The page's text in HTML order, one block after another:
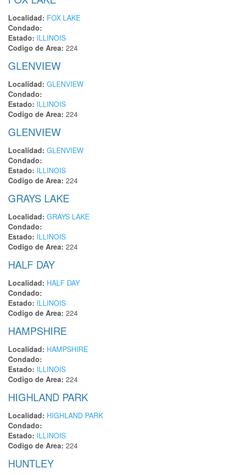
Localidad: FOX LAKE
Condado:
Estado: ILLINOIS
Codigo de Area: 224
GLENVIEW
Localidad: GLENVIEW
Condado:
Estado: ILLINOIS
Codigo de Area: 224
GLENVIEW
Localidad: GLENVIEW
Condado:
Estado: ILLINOIS
Codigo de Area: 224
GRAYS LAKE
Localidad: GRAYS LAKE
Condado:
Estado: ILLINOIS
Codigo de Area: 224
HALF DAY
Localidad: HALF DAY
Condado:
Estado: ILLINOIS
Codigo de Area: 224
HAMPSHIRE
Localidad: HAMPSHIRE
Condado:
Estado: ILLINOIS
Codigo de Area: 224
HIGHLAND PARK
Localidad: HIGHLAND PARK
Condado:
Estado: ILLINOIS
Codigo de Area: 224
HUNTLEY